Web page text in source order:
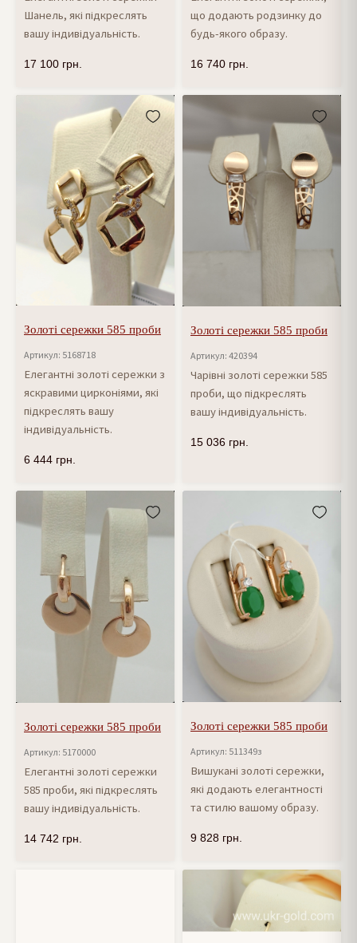
Шанель, які підкреслять
вашу індивідуальність.
17 100 грн.
що додають родзинку до
будь-якого образу.
16 740 грн.
Золоті сережки 585 проби
Артикул: 5168718
Елегантні золоті сережки з
яскравими цирконіями, які
підкреслять вашу
індивідуальність.
6 444 грн.
Золоті сережки 585 проби
Артикул: 420394
Чарівні золоті сережки 585
проби, що підкреслять
вашу індивідуальність.
15 036 грн.
Золоті сережки 585 проби
Артикул: 5170000
Елегантні золоті сережки
585 проби, які підкреслять
вашу індивідуальність.
14 742 грн.
Золоті сережки 585 проби
Артикул: 511349з
Вишукані золоті сережки,
які додають елегантності
та стилю вашому образу.
9 828 грн.